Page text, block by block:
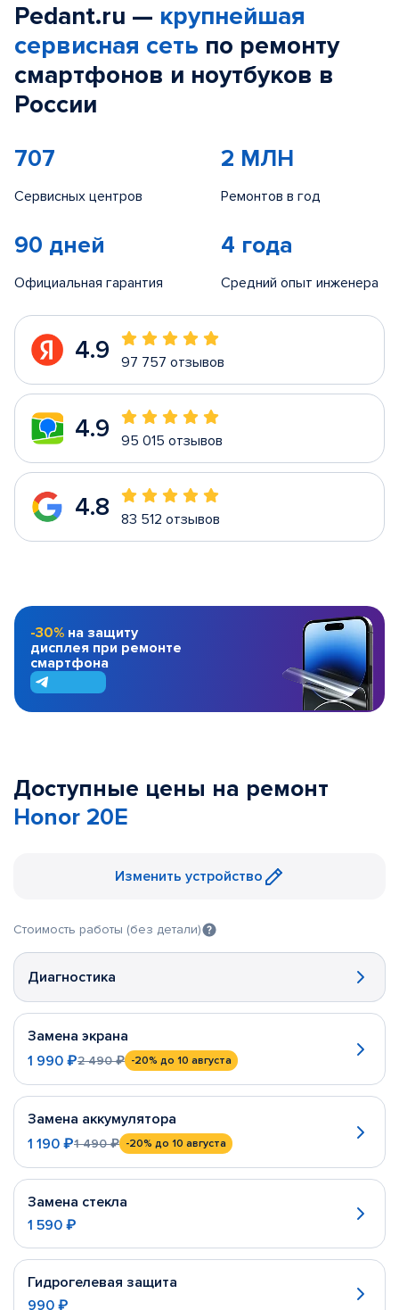
Pedant.ru — крупнейшая
сервисная сеть по ремонту
смартфонов и ноутбуков в
России
707
Сервисных центров
2 МЛН
Ремонтов в год
90 дней
Официальная гарантия
4 года
Средний опыт инженера
4.9 97 757 отзывов
4.9 95 015 отзывов
4.8 83 512 отзывов
-30% на защиту
дисплея при ремонте
смартфона
Доступные цены на ремонт
Honor 20E
Изменить устройство
Стоимость работы (без детали)
Диагностика
Замена экрана
1 990 ₽2 490 ₽ -20% до 10 августа
Замена аккумулятора
1 190 ₽1 490 ₽ -20% до 10 августа
Замена стекла
1 590 ₽
Гидрогелевая защита
990 ₽